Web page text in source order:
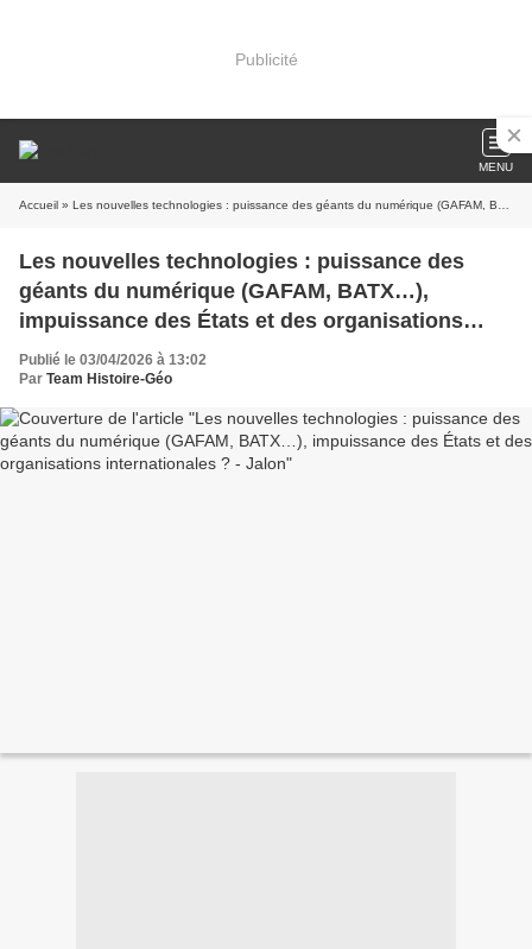
Publicité
MENU
Accueil » Les nouvelles technologies : puissance des géants du numérique (GAFAM, BATX…), impuissance des États et des organisations internationales ? - Jalon
Les nouvelles technologies : puissance des
géants du numérique (GAFAM, BATX…),
impuissance des États et des organisations
internationales ? - Jalon
Publié le 03/04/2026 à 13:02
Par Team Histoire-Géo